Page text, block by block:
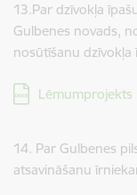
13.Par dzīvokļa
Gulbenes novads,
nosūtīšanu dzīvokļa
Lejupielādēt:
Lēmumprojekts
14. Par Gulbenes
atsavināšanu